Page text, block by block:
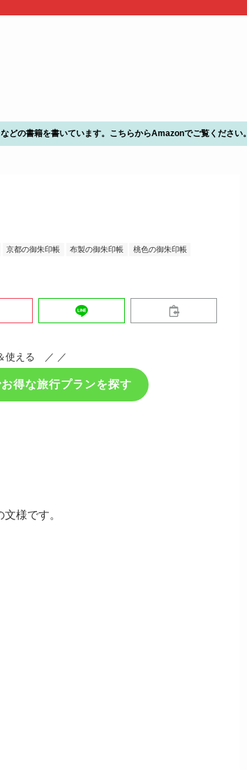
どの書籍を書いています。こちらからAmazonでご覧ください。
京都の御朱印帳 布製の御朱印帳 桃色の御朱印帳
使える ／ ／
得な旅行プランを探す
様です。